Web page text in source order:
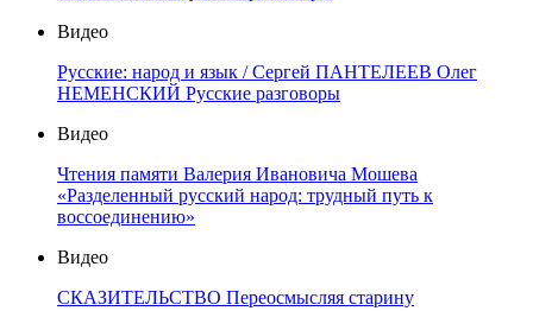
Видео
Русские: народ и язык / Сергей ПАНТЕЛЕЕВ Олег
НЕМЕНСКИЙ Русские разговоры
Видео
Чтения памяти Валерия Ивановича Мошева
«Разделенный русский народ: трудный путь к
воссоединению»
Видео
СКАЗИТЕЛЬСТВО Переосмысляя старину